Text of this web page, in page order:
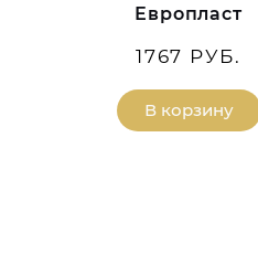
Европласт
1767 РУБ.
В корзину